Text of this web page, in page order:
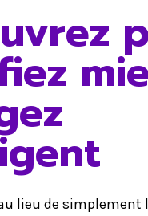
lieu de simplement